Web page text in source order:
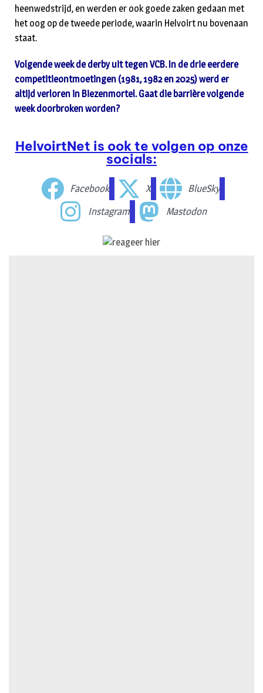
heenwedstrijd, en werden er ook goede zaken gedaan met
het oog op de tweede periode, waarin Helvoirt nu bovenaan
staat.
Volgende week de derby uit tegen VCB. In de drie eerdere
competitieontmoetingen (1981, 1982 en 2025) werd er
altijd verloren in Biezenmortel. Gaat die barrière volgende
week doorbroken worden?
HelvoirtNet is ook te volgen op onze
socials:
Facebook X
BlueSky
Instagram
Mastodon